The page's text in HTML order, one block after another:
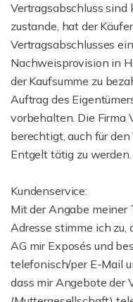
Vertragsabschluss sind
zustande, hat der
Vertragsabschlusses
Nachweisprovision in
der Kaufsumme zu
Auftrag des
vorbehalten. Die Firma
berechtigt, auch für
Entgelt tätig zu werden.
Kundenservice:
Mit der Angabe meiner
Adresse stimme ich zu,
AG mir Exposés und
telefonisch/per E-Mail
dass mir Angebote der